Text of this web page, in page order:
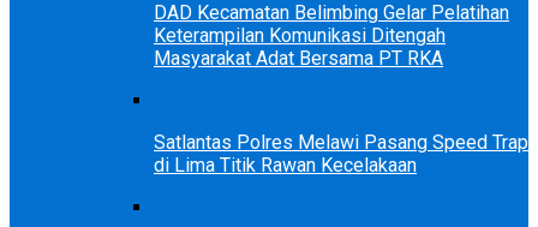
DAD Kecamatan Belimbing Gelar Pelatihan
Keterampilan Komunikasi Ditengah
Masyarakat Adat Bersama PT RKA
Satlantas Polres Melawi Pasang Speed Trap
di Lima Titik Rawan Kecelakaan